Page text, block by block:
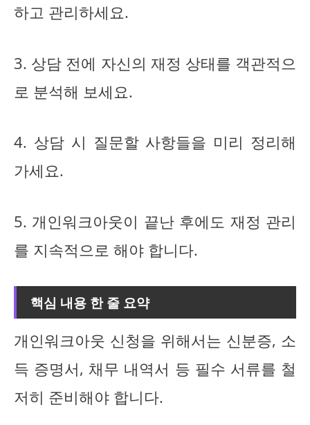
하고 관리하세요.
3. 상담 전에 자신의 재정 상태를 객관적으
로 분석해 보세요.
4. 상담 시 질문할 사항들을 미리 정리해
가세요.
5. 개인워크아웃이 끝난 후에도 재정 관리
를 지속적으로 해야 합니다.
핵심 내용 한 줄 요약
개인워크아웃 신청을 위해서는 신분증, 소
득 증명서, 채무 내역서 등 필수 서류를 철
저히 준비해야 합니다.